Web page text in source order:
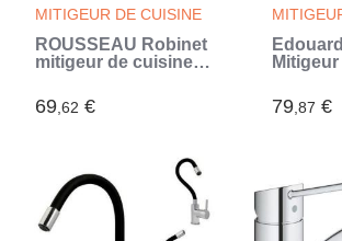
MITIGEUR DE CUISINE
ROUSSEAU Robinet
mitigeur de cuisine
douchette - Laiton
brossé (Gris)
69,62 €
/ Noir
79,87 €